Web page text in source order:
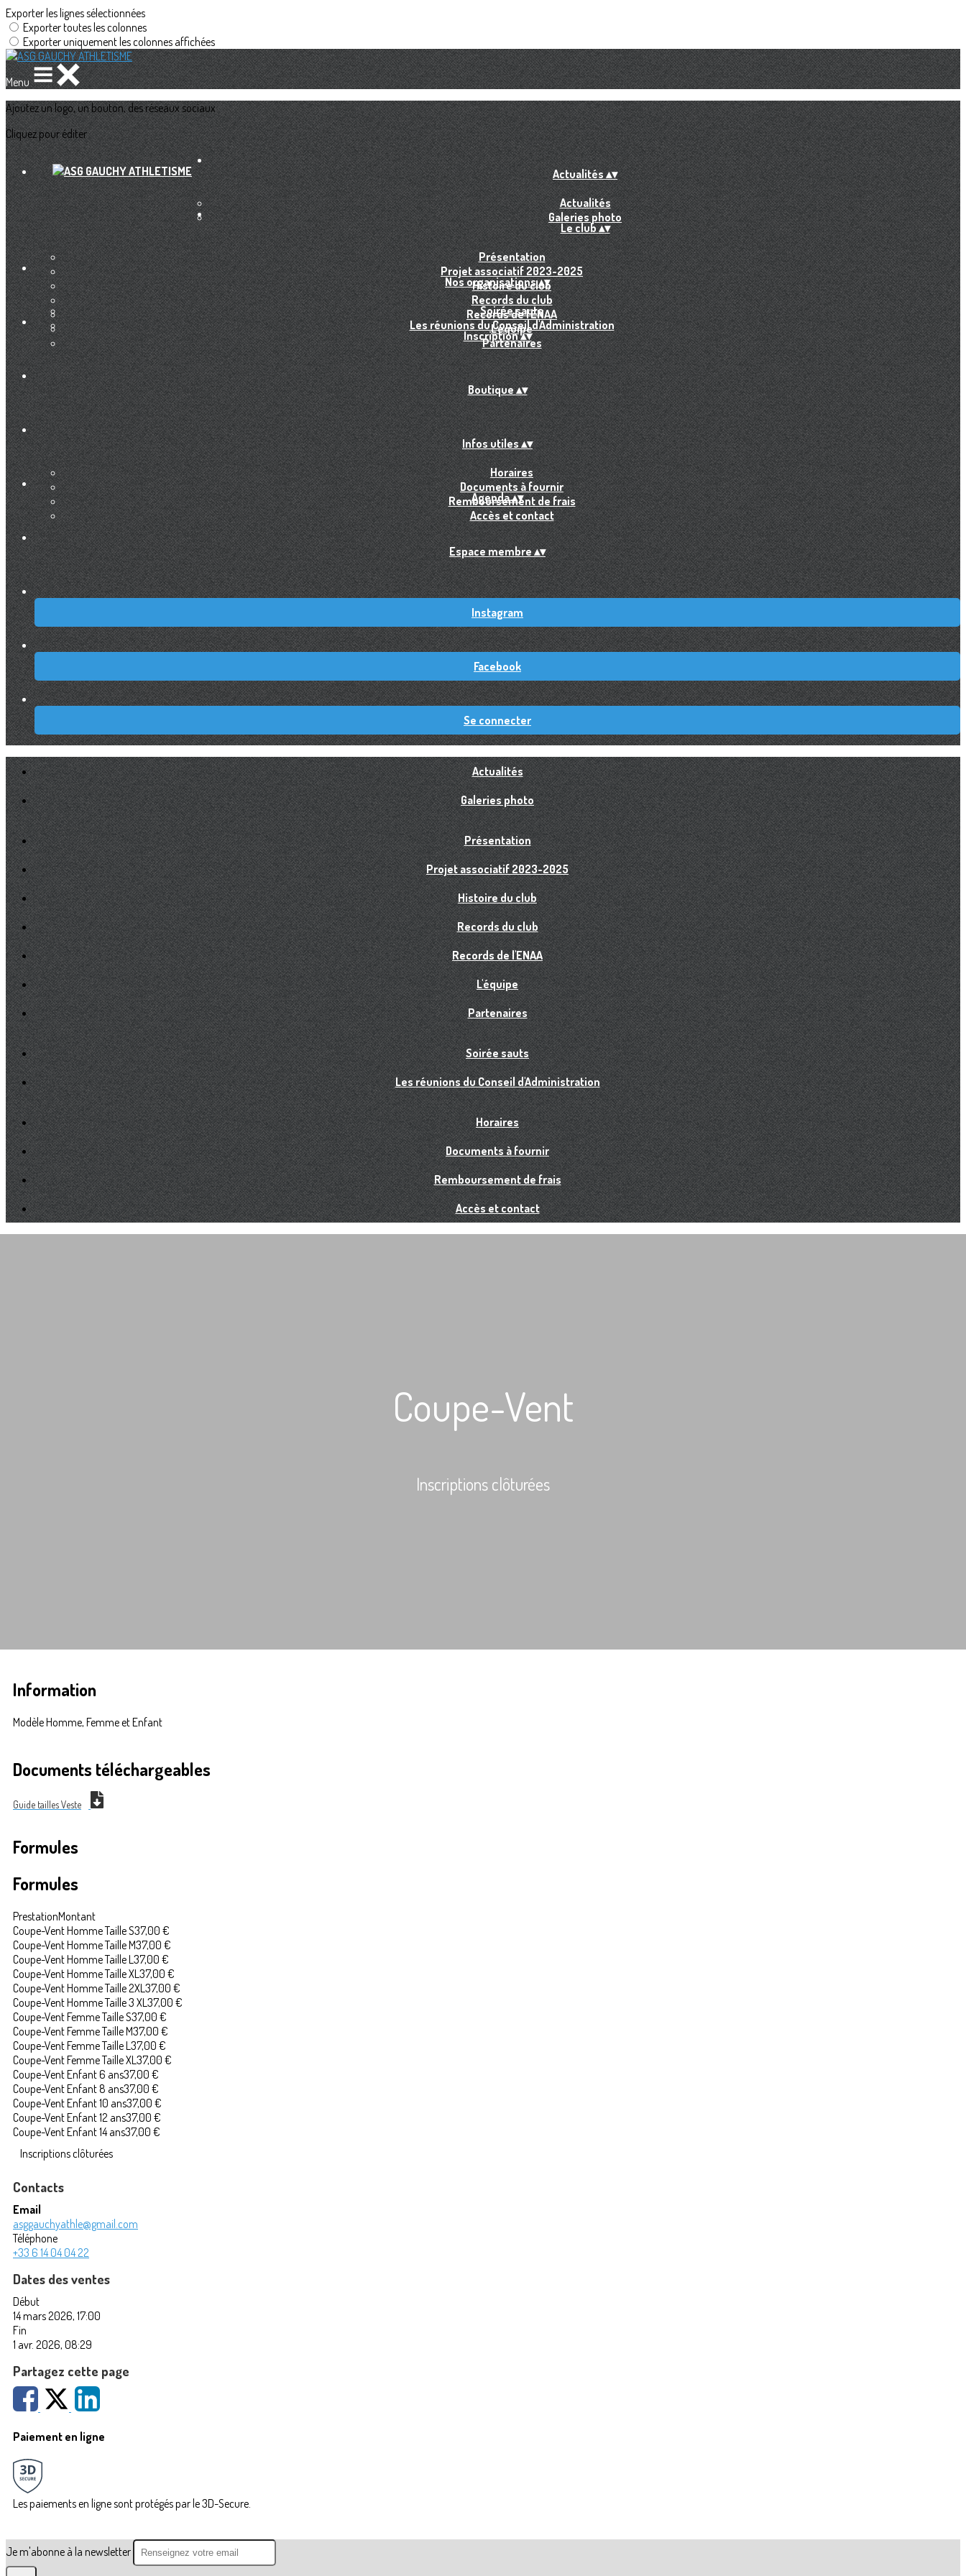
Exporter les lignes sélectionnées
Exporter toutes les colonnes
Exporter uniquement les colonnes affichées
Menu
Ajoutez un logo, un bouton, des réseaux sociaux
Cliquez pour éditer
Actualités▴▾
Actualités
Galeries photo
Le club▴▾
Présentation
Projet associatif 2023-2025
Histoire du club
Records du club
Records de l'ENAA
L'équipe
Partenaires
Nos organisations▴▾
Soirée sauts
Les réunions du Conseil d'Administration
Inscription▴▾
Boutique▴▾
Infos utiles▴▾
Horaires
Documents à fournir
Remboursement de frais
Accès et contact
Agenda▴▾
Espace membre▴▾
Instagram
Facebook
Se connecter
Actualités
Galeries photo
Présentation
Projet associatif 2023-2025
Histoire du club
Records du club
Records de l'ENAA
L'équipe
Partenaires
Soirée sauts
Les réunions du Conseil d'Administration
Horaires
Documents à fournir
Remboursement de frais
Accès et contact
Coupe-Vent
Inscriptions clôturées
Information
Modèle Homme, Femme et Enfant
Documents téléchargeables
Guide tailles Veste
Formules
Formules
PrestationMontant
Coupe-Vent Homme Taille S37,00 €
Coupe-Vent Homme Taille M37,00 €
Coupe-Vent Homme Taille L 37,00 €
Coupe-Vent Homme Taille XL 37,00 €
Coupe-Vent Homme Taille 2XL 37,00 €
Coupe-Vent Homme Taille 3 XL 37,00 €
Coupe-Vent Femme Taille S37,00 €
Coupe-Vent Femme Taille M37,00 €
Coupe-Vent Femme Taille L 37,00 €
Coupe-Vent Femme Taille XL 37,00 €
Coupe-Vent Enfant 6 ans37,00 €
Coupe-Vent Enfant 8 ans37,00 €
Coupe-Vent Enfant 10 ans37,00 €
Coupe-Vent Enfant 12 ans37,00 €
Coupe-Vent Enfant 14 ans37,00 €
Inscriptions clôturées
Contacts
Email
asggauchyathle@gmail.com
Téléphone
+33 6 14 04 04 22
Dates des ventes
Début
14 mars 2026, 17:00
Fin
1 avr. 2026, 08:29
Partagez cette page
Paiement en ligne
Les paiements en ligne sont protégés par le 3D-Secure.
Je m'abonne à la newsletter